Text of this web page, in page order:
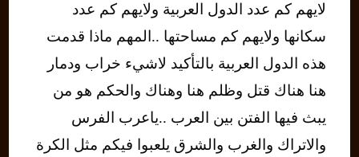
لايهم كم عدد الدول العربية ولايهم كم عدد
سكانها ولايهم كم مساحتها ..المهم ماذا قدمت
هذه الدول العربية بالتأكيد لاشيء خراب ودمار
هنا هناك قتل وظلم هنا وهناك والحكم هو من
يبث فيها الفتن بين العرب ..ياعرب الفرس
والاتراك والغرب والشرق يلعبوا فيكم مثل الكرة